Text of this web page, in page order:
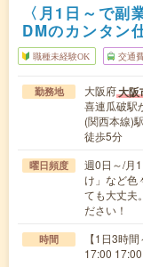
〈月1日～で副
DMのカンタン
職種未経験OK 交通
勤務地 大阪府大阪
喜連瓜破駅
(関西本線)
徒歩5分
曜日頻度
週0日～/月
け」など色
ても大丈夫
ださい！
時間
【1日3時
17:00